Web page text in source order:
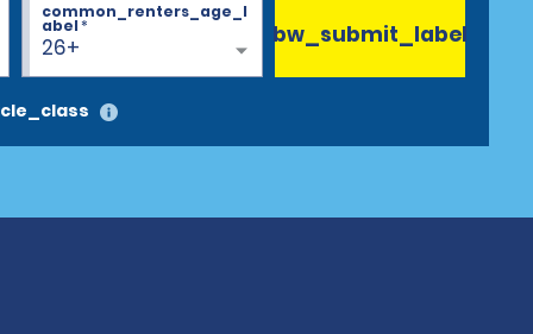
26+
common_renters_age_l
abel* bw_submit_label